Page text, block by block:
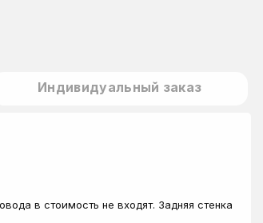
Индивидуальный заказ
в стоимость не входят. Задняя стенка